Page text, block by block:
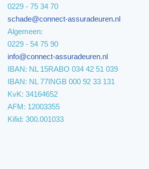
0229 - 75 34 70
schade@connect-assuradeuren.nl
Algemeen:
0229 - 54 75 90
info@connect-assuradeuren.nl
IBAN: NL 15RABO 034 42 51 039
IBAN: NL 77INGB 000 92 33 131
KvK: 34164652
AFM: 12003355
Kifid: 300.001033